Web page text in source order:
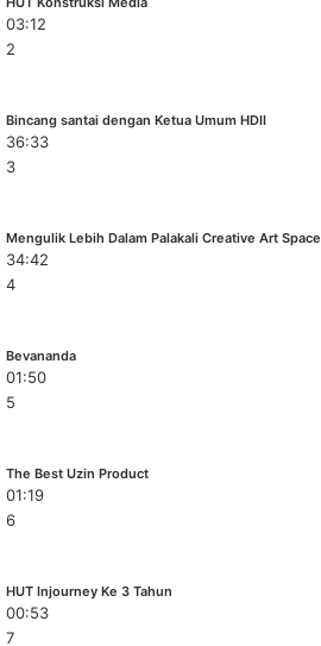
03:12
2
Bincang santai dengan Ketua Umum HDII
36:33
3
Mengulik Lebih Dalam Palakali Creative Art Space
34:42
4
Bevananda
01:50
5
The Best Uzin Product
01:19
6
HUT Injourney Ke 3 Tahun
00:53
7